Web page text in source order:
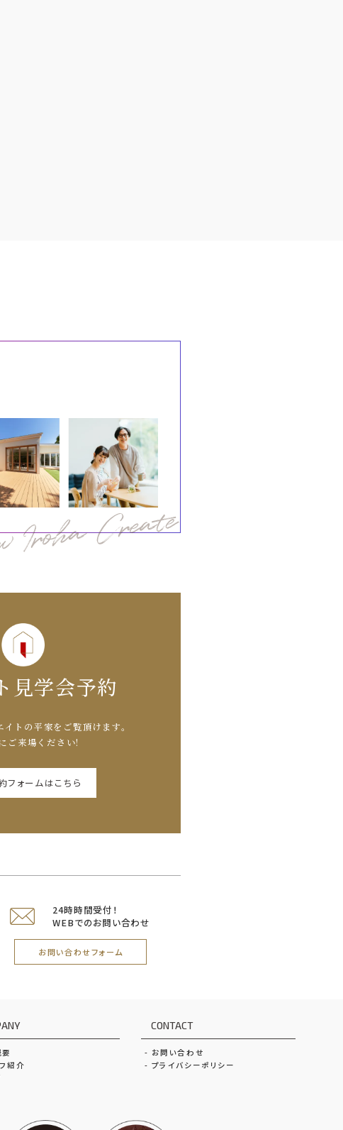
見学会予約
トの平家をご覧頂けます。
ご来場ください!
フォームはこちら
24時時間受付！
WEBでのお問い合わせ
お問い合わせフォーム
紹介
CONTACT
お問い合わせ
プライバシーポリシー